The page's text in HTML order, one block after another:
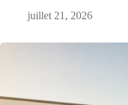
juillet 21, 2026